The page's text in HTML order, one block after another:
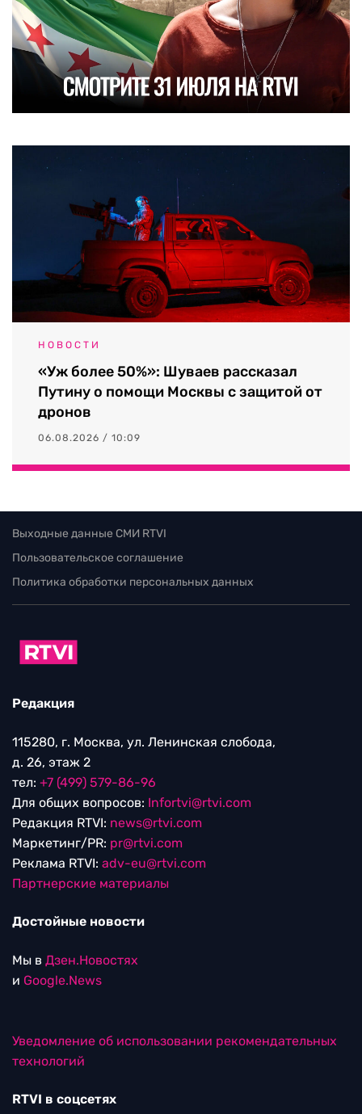
НОВОСТИ
«Уж более 50%»: Шуваев рассказал
Путину о помощи Москвы с защитой от
дронов
06.08.2026 / 10:09
Выходные данные СМИ RTVI
Пользовательское соглашение
Политика обработки персональных данных
Редакция
115280, г. Москва, ул. Ленинская слобода,
д. 26, этаж 2
тел: +7 (499) 579-86-96
Для общих вопросов: Infortvi@rtvi.com
Редакция RTVI: news@rtvi.com
Маркетинг/PR: pr@rtvi.com
Реклама RTVI: adv-eu@rtvi.com
Партнерские материалы
Достойные новости
Мы в Дзен.Новостях
и Google.News
Уведомление об использовании рекомендательных
технологий
RTVI в соцсетях